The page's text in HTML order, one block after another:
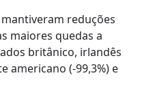
reduções
maiores quedas a
britânico, irlandês
americano (-99,3%) e